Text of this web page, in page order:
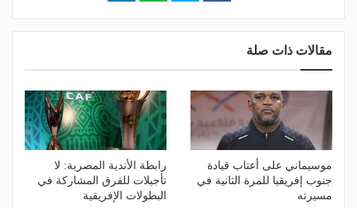
مقالات ذات صلة
موسيماني على أعتاب قيادة
جنوب إفريقيا للمرة الثانية في
مسيرته
رابطة الأندية المصرية: لا
تأجيلات للفرق المشاركة في
البطولات الإفريقية